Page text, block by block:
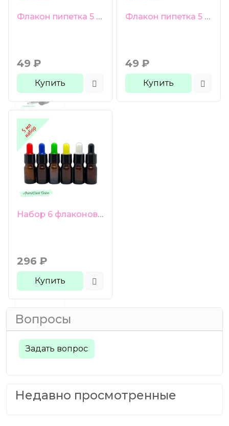
Флакон пипетка 5 мл коричневое стекло красная груша черная гладкая крышка
49 ₽
Купить
Флакон пипетка 5 мл коричневое стекло белая груша черная гладкая крышка
49 ₽
Купить
Набор 6 флаконов с пипеткой 5 мл коричневое стекло цветные груши черные гладкие крышки
296 ₽
Купить
Вопросы
Задать вопрос
Недавно просмотренные